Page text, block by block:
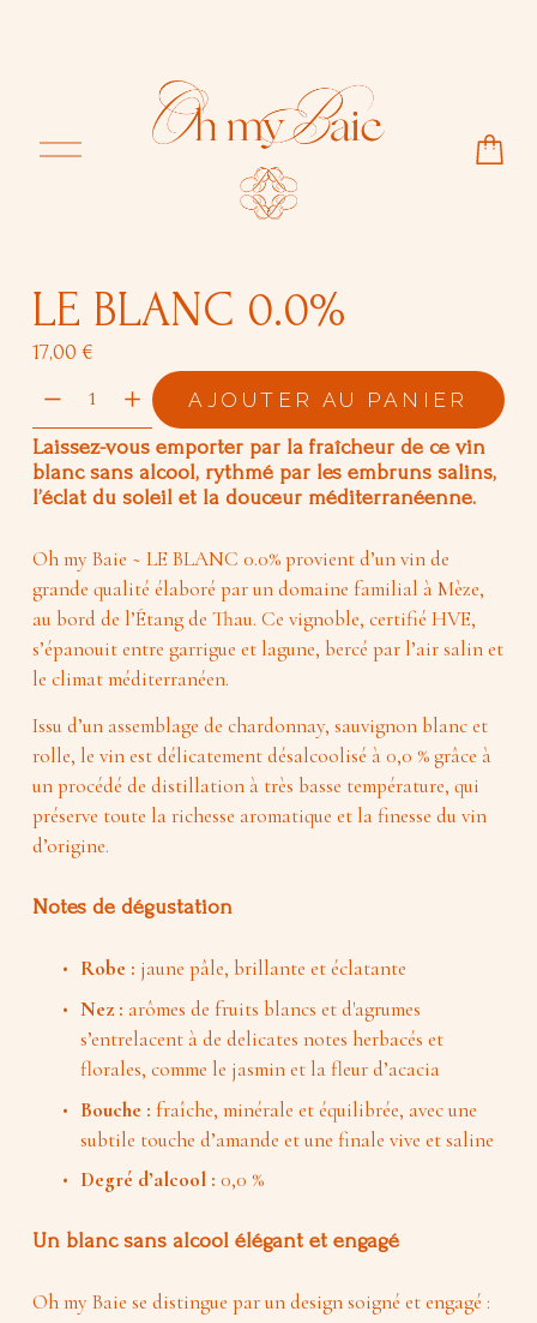
O
l
e
m
n
LE BLANC 0.0%
17,00 €
AJOUTER AU PANIER
Laissez-vous emporter par la fraîcheur de ce vin
blanc sans alcool, rythmé par les embruns salins,
l’éclat du soleil et la douceur méditerranéenne.
Oh my Baie ~ LE BLANC 0.0% provient d’un vin de
grande qualité élaboré par un domaine familial à Mèze,
au bord de l’Étang de Thau. Ce vignoble, certifié HVE,
s’épanouit entre garrigue et lagune, bercé par l’air salin et
le climat méditerranéen.
Issu d’un assemblage de chardonnay, sauvignon blanc et
rolle, le vin est délicatement désalcoolisé à 0,0 % grâce à
un procédé de distillation à très basse température, qui
préserve toute la richesse aromatique et la finesse du vin
d’origine.
Notes de dégustation
Robe : jaune pâle, brillante et éclatante
Nez : arômes de fruits blancs et d'agrumes
s’entrelacent à de delicates notes herbacés et
florales, comme le jasmin et la fleur d’acacia
Bouche : fraîche, minérale et équilibrée, avec une
subtile touche d’amande et une finale vive et saline
Degré d’alcool : 0,0 %
Un blanc sans alcool élégant et engagé
Oh my Baie se distingue par un design soigné et engagé :